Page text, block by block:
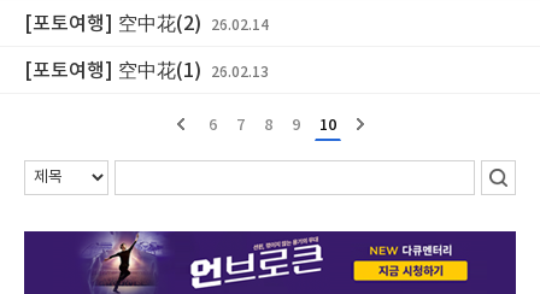
[포토여행] 空中花(2) 26.02.14
[포토여행] 空中花(1) 26.02.13
6 7 8 9 10